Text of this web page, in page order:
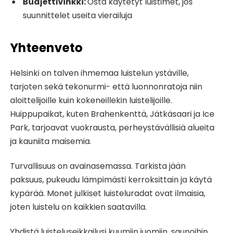
suunnittelet useita vierailuja
Yhteenveto
Helsinki on talven ihmemaa luistelun ystäville,
tarjoten sekä tekonurmi- että luonnonratoja niin
aloittelijoille kuin kokeneillekin luistelijoille.
Huippupaikat, kuten Brahenkenttä, Jätkäsaari ja Ice
Park, tarjoavat vuokrausta, perheystävällisiä alueita
ja kauniita maisemia.
Turvallisuus on avainasemassa. Tarkista jään
paksuus, pukeudu lämpimästi kerroksittain ja käytä
kypärää. Monet julkiset luisteluradat ovat ilmaisia,
joten luistelu on kaikkien saatavilla.